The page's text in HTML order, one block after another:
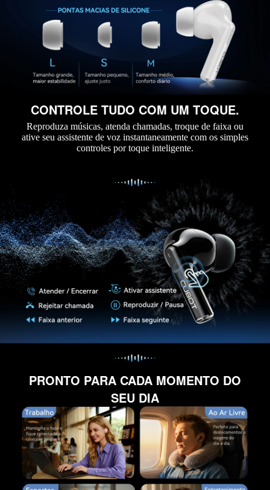
CONTROLE TUDO COM UM TOQUE.
Reproduza músicas, atenda chamadas, troque de faixa ou
ative seu assistente de voz instantaneamente com os simples
controles por toque inteligente.
PRONTO PARA CADA MOMENTO DO
SEU DIA